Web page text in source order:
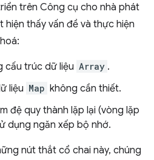
trên Công cụ cho nhà phát
hiện thấy vấn đề và thực hiện
cấu trúc dữ liệu Array .
liệu Map không cần thiết.
đệ quy thành lặp lại (vòng lặp
dụng ngăn xếp bộ nhớ.
nút thắt cổ chai này, chúng